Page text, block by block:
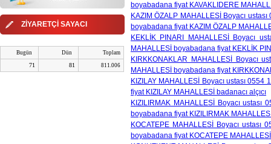
ZİYARETÇİ SAYACI
Bugün Dün Toplam
71 81 811.006
boyabadana fiyat KAVAKLIDERE
KAZIM ÖZALP MAHALLESİ Boyacı
boyabadana fiyat KAZIM ÖZALP
KEKLİK PINARI MAHALLESİ Boyacı
MAHALLESİ boyabadana fiyat KEKLİK
KIRKKONAKLAR MAHALLESİ Boyacı
MAHALLESİ boyabadana fiyat
KIZILAY MAHALLESİ Boyacı ustası
fiyat KIZILAY MAHALLESİ badanacı alçıcı
KIZILIRMAK MAHALLESİ Boyacı
boyabadana fiyat KIZILIRMAK MAHALLESİ
KOCATEPE MAHALLESİ Boyacı
boyabadana fiyat KOCATEPE MAHALLESİ